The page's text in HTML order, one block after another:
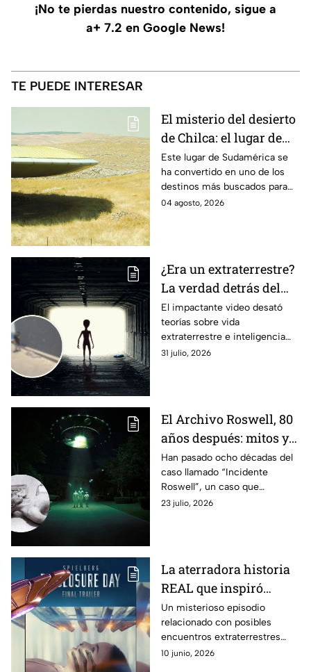
¡No te pierdas nuestro contenido, sigue a
a+ 7.2 en Google News!
TE PUEDE INTERESAR
El misterio del desierto
de Chilca: el lugar de
Perú donde miles
aseguran haber visto
OVNIS
Este lugar de Sudamérica se
ha convertido en uno de los
destinos más buscados para
quienes buscan presenciar
identificados y luces extrañas.
04 agosto, 2026
¿Era un extraterrestre?
La verdad detrás del
supuesto cadáver
alienígena que generó
caos en una tienda
El impactante video desató
teorías sobre vida
extraterrestre e inteligencia
artificial antes de conocerse la
31 julio, 2026
El Archivo Roswell, 80
años después: mitos y
realidades del
incidente alienígena
más famoso de la
historia
Han pasado ocho décadas del
caso llamado “Incidente
Roswell”, un caso que
continúa alimentando teorías
23 julio, 2026
La aterradora historia
REAL que inspiró
Disclosure Day, la
nueva película de
Steven Spielberg sobre
los extraterrestres
Un misterioso episodio
relacionado con posibles
encuentros extraterrestres
habría inspirado la nueva
10 junio, 2026